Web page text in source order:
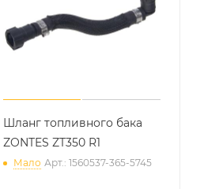
Шланг топливного бака
ZONTES ZT350 R1
Мало Арт.: 1560537-365-5745